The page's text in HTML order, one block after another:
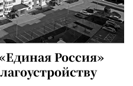
Россия»